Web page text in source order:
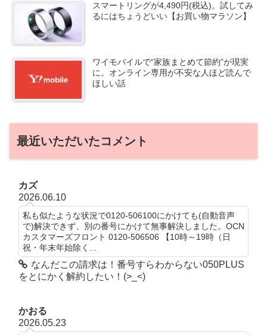
スマートリングが4,490円(税込)。試してみ
るにはちょうどいい【お買い物マラソン】
ワイモバイルで“家族まとめて節約”が現実
に。オンライン専用が不安な人ほど読んで
ほしい話
最近いただいたコメント
カズ
2026.06.10
私も似たような状況で0120-506100にかけても(自動音声
で)解決できず、別の番号にかけて無事解決しました。OCN
カスタマーズフロント 0120-506506 【10時～19時（日
祝・年末年始除く...
なんだこの請求は！番号すらわからない050PLUS
をとにかく解約したい！(>_<)
かおる
2026.05.23